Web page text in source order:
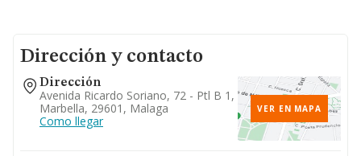
Dirección y contacto
Dirección
Avenida Ricardo Soriano, 72 - Ptl B 1,
Marbella, 29601, Malaga
Como llegar
VER EN MAPA